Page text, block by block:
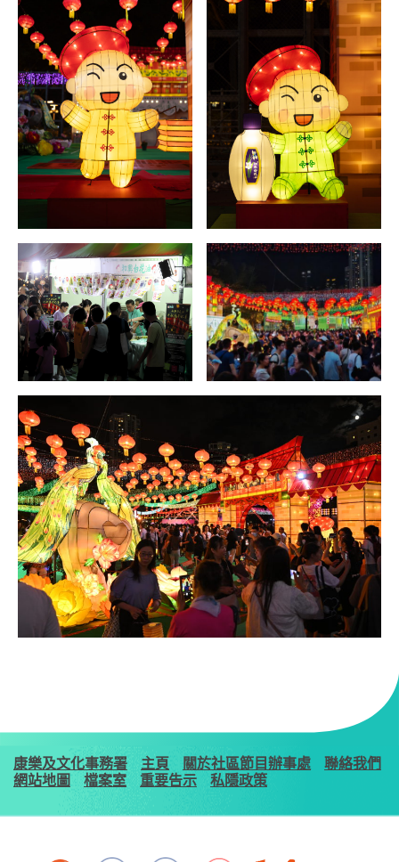
康樂及文化事務署 主頁 關於社區節目辦事處
聯絡我們
網站地圖
檔案室 重要告示 私隱政策